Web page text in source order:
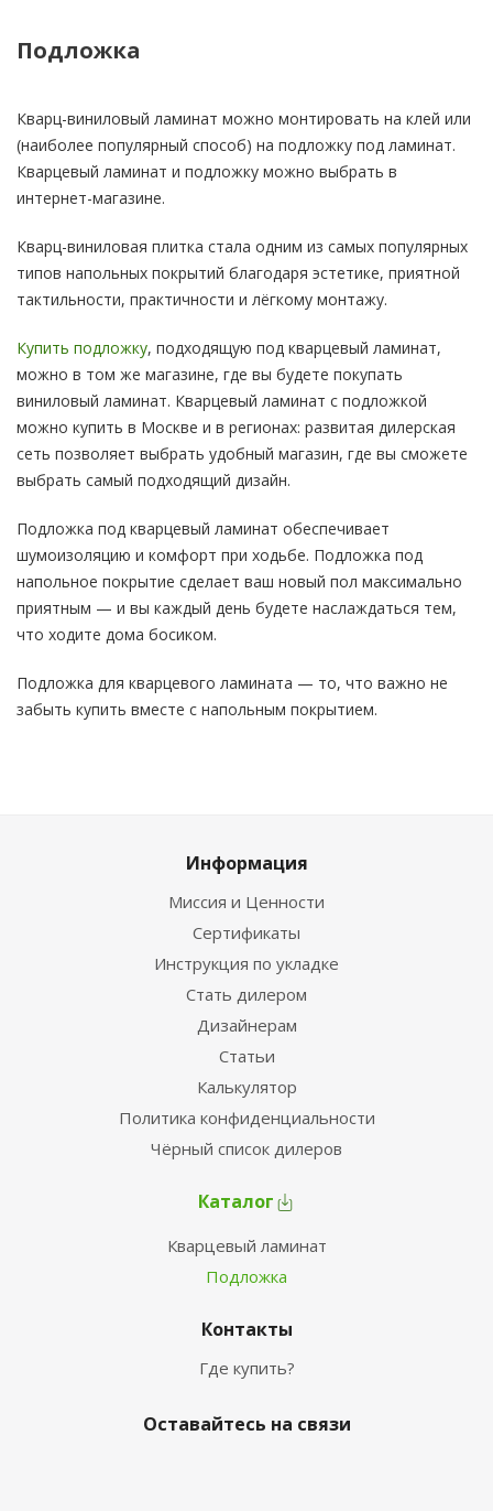
Подложка
Кварц-виниловый ламинат можно монтировать на клей или
(наиболее популярный способ) на подложку под ламинат.
Кварцевый ламинат и подложку можно выбрать в
интернет-магазине.
Кварц-виниловая плитка стала одним из самых популярных
типов напольных покрытий благодаря эстетике, приятной
тактильности, практичности и лёгкому монтажу.
Купить подложку, подходящую под кварцевый ламинат,
можно в том же магазине, где вы будете покупать
виниловый ламинат. Кварцевый ламинат с подложкой
можно купить в Москве и в регионах: развитая дилерская
сеть позволяет выбрать удобный магазин, где вы сможете
выбрать самый подходящий дизайн.
Подложка под кварцевый ламинат обеспечивает
шумоизоляцию и комфорт при ходьбе. Подложка под
напольное покрытие сделает ваш новый пол максимально
приятным — и вы каждый день будете наслаждаться тем,
что ходите дома босиком.
Подложка для кварцевого ламината — то, что важно не
забыть купить вместе с напольным покрытием.
Информация
Миссия и Ценности
Сертификаты
Инструкция по укладке
Стать дилером
Дизайнерам
Статьи
Калькулятор
Политика конфиденциальности
Чёрный список дилеров
Каталог
Кварцевый ламинат
Подложка
Контакты
Где купить?
Оставайтесь на связи